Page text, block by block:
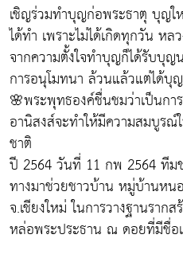
เชิญร่วมทำบุญก่อพระธาตุ บุญ
ได้ทำ เพราะไม่ได้เกิดทุกวัน ห
จากความตั้งใจทำบุญก็ได้รับบุญ
การอนุโมทนา ล้วนแล้วแต่ได้บุ
🌸พระพุทธองค์ชื่นชมว่าเป็นก
อานิสงส์จะทำให้มีความสมบูร
ชาติ
ปี 2564 วันที่ 11 กพ 2564 ทีม
ทางมาช่วยชาวบ้าน หมู่บ้านห
จ.เชียงใหม่ ในการวางฐานราก
หล่อพระประธาน ณ ดอยที่มีชื่อ